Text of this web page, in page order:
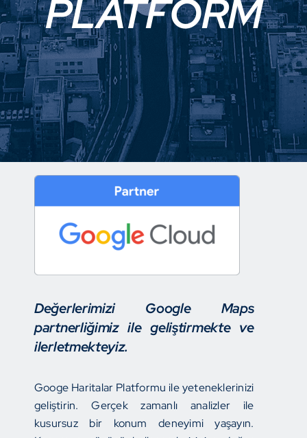
PLATFORM
Değerlerimizi Google Maps
partnerliğimiz ile geliştirmekte ve
ilerletmekteyiz.
Googe Haritalar Platformu ile yeteneklerinizi
geliştirin. Gerçek zamanlı analizler ile
kusursuz bir konum deneyimi yaşayın.